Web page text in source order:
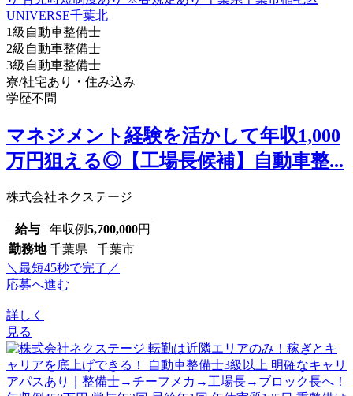
1級自動車整備士
2級自動車整備士
3級自動車整備士
寮/社宅あり・住み込み
学歴不問
マネジメント経験を活かして年収1,000
万円狙える◎【工場長候補】自動車整...
株式会社ネクステージ
給与 年収例5,700,000円
勤務地 千葉県 千葉市
＼最短45秒で完了／
応募へ進む
詳しく
見る